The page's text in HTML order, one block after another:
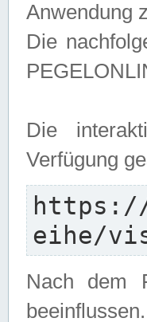
Anwendung
Die
Die
Verfügung
https://
eihe/
Nach dem